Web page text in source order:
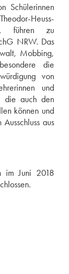
Schülerinnen
Heuss-
führen zu
NRW. Das
Mobbing,
die
von
und
die auch den
können und
aus
im Juni 2018